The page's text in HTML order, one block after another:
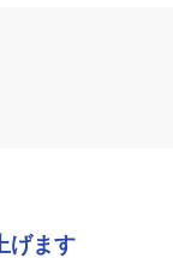
げます